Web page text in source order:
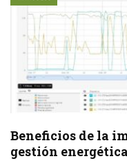
Beneficios de la
gestión